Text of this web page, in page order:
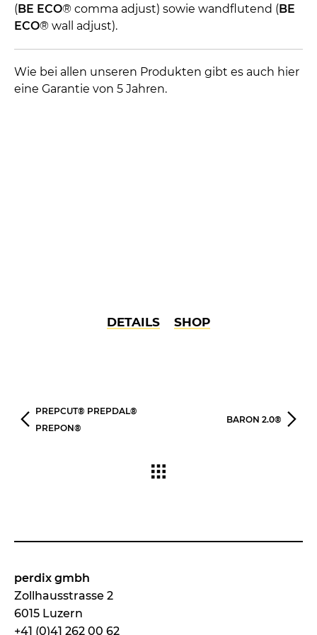
( BE ECO® comma adjust) sowie wandflutend ( BE
ECO® wall adjust).
Wie bei allen unseren Produkten gibt es auch hier
eine Garantie von 5 Jahren.
DETAILS SHOP
PREPCUT® PREPDAL®
PREPON®
BARON 2.0®
perdix gmbh
Zollhausstrasse 2
6015 Luzern
+41 (0)41 262 00 62